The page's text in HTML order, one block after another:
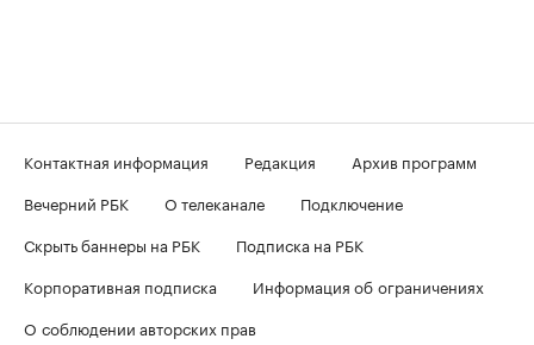
Контактная информация Редакция
Архив программ
Вечерний РБК
О телеканале
Подключение
Скрыть баннеры на РБК
Подписка на РБК
Корпоративная подписка
Информация об ограничениях
О соблюдении авторских прав